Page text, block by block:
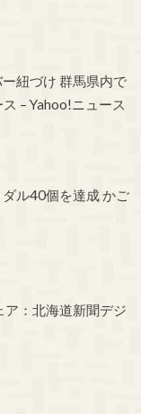
紐づけ 群馬県内で
– Yahoo!ニュース
ル40個を達成 かご
：北海道新聞デジ